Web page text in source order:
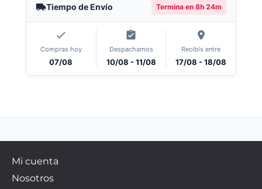
Tiempo de Envío Termina en 8h 24m
Compras hoy
07/08
Despachamos
10/08 - 11/08
Recibís entre
17/08 - 18/08
Mi cuenta
Nosotros